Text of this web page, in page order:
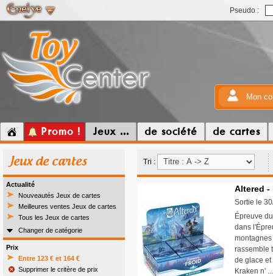
Pseudo :
Mon
Promo ! Jeux ... de société de cartes
Jeux de cartes
Actualité
Nouveautés Jeux de cartes
Meilleures ventes Jeux de cartes
Tous les Jeux de cartes
Changer de catégorie
Prix
Entre 123 € et 164 €
Supprimer le critère de prix
Tri :
Altered -
Sortie le
Épreuve
dans
rassemble
de glace et
Kraken n'